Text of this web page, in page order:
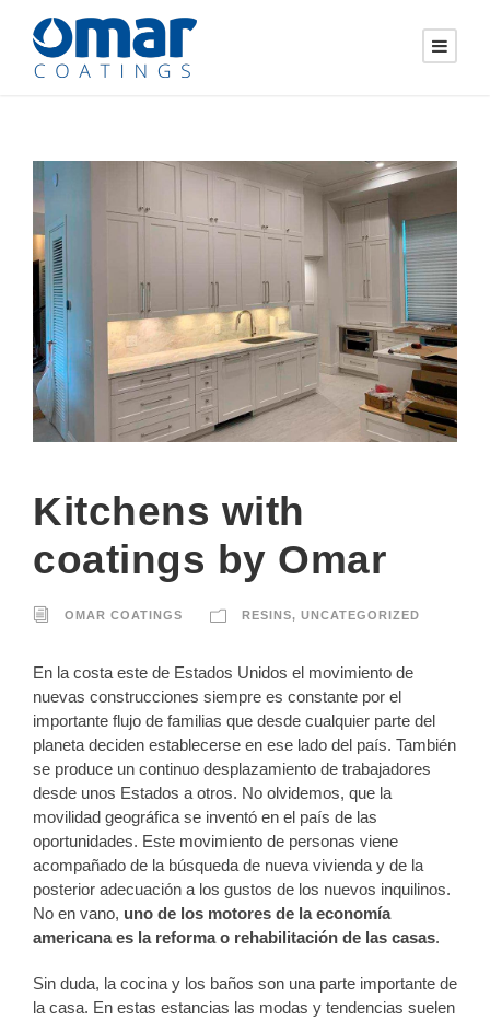
Kitchens with
coatings by Omar
OMAR COATINGS RESINS, UNCATEGORIZED
En la costa este de Estados Unidos el movimiento de
nuevas construcciones siempre es constante por el
importante flujo de familias que desde cualquier parte del
planeta deciden establecerse en ese lado del país. También
se produce un continuo desplazamiento de trabajadores
desde unos Estados a otros. No olvidemos, que la
movilidad geográfica se inventó en el país de las
oportunidades. Este movimiento de personas viene
acompañado de la búsqueda de nueva vivienda y de la
posterior adecuación a los gustos de los nuevos inquilinos.
No en vano, uno de los motores de la economía
americana es la reforma o rehabilitación de las casas.
Sin duda, la cocina y los baños son una parte importante de
la casa. En estas estancias las modas y tendencias suelen